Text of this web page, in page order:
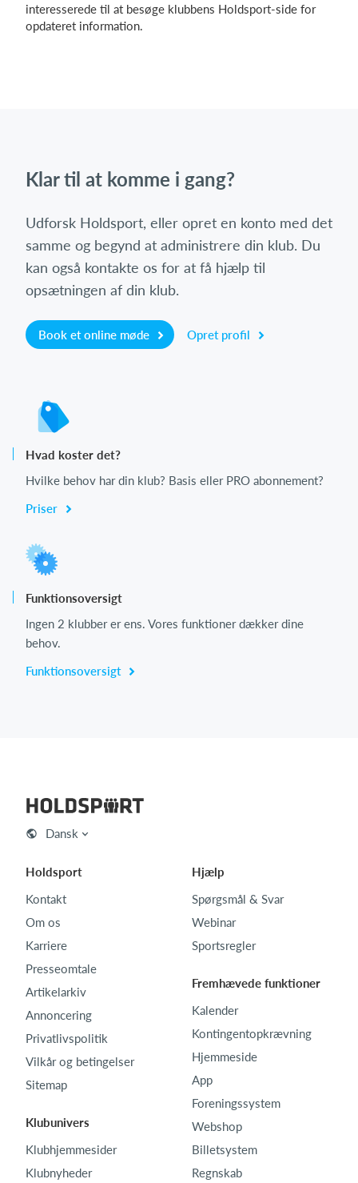
interesserede til at besøge klubbens Holdsport-side for
opdateret information.
Klar til at komme i gang?
Udforsk Holdsport, eller opret en konto med det
samme og begynd at administrere din klub. Du
kan også kontakte os for at få hjælp til
opsætningen af din klub.
Book et online møde Opret profil
Hvad koster det?
Hvilke behov har din klub? Basis eller PRO abonnement?
Priser
Funktionsoversigt
Ingen 2 klubber er ens. Vores funktioner dækker dine
behov.
Funktionsoversigt
Dansk
Holdsport
Kontakt
Om os
Karriere
Presseomtale
Artikelarkiv
Annoncering
Privatlivspolitik
Vilkår og betingelser
Sitemap
Klubunivers
Klubhjemmesider
Klubnyheder
Hjælp
Spørgsmål & Svar
Webinar
Sportsregler
Fremhævede funktioner
Kalender
Kontingentopkrævning
Hjemmeside
App
Foreningssystem
Webshop
Billetsystem
Regnskab